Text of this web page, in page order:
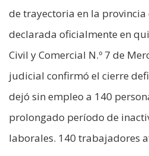
de trayectoria en la provincia
declarada oficialmente en
Civil y Comercial N.º 7 de
judicial confirmó el cierre
dejó sin empleo a 140
prolongado período de
laborales. 140 trabajadores